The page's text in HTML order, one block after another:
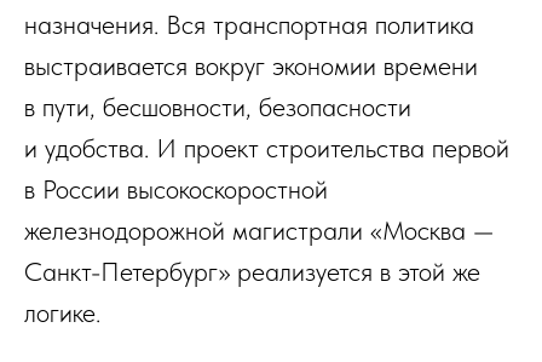
назначения. Вся транспортная политика
выстраивается вокруг экономии времени
в пути, бесшовности, безопасности
и удобства. И проект строительства первой
в России высокоскоростной
железнодорожной магистрали «Москва —
Санкт-Петербург» реализуется в этой же
логике.